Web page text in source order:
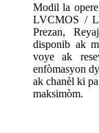
Modil la
LVCMOS /
Prezan,
disponib ak
voye ak
enfòmasyon
ak chanèl ki
maksimòm.